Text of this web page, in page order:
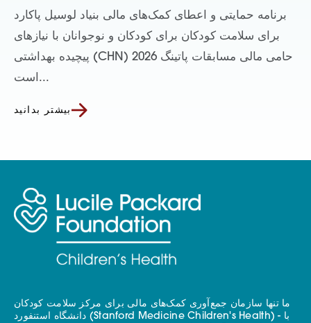
برنامه حمایتی و اعطای کمک‌های مالی بنیاد لوسیل پاکارد
برای سلامت کودکان برای کودکان و نوجوانان با نیازهای
پیچیده بهداشتی (CHN) حامی مالی مسابقات پاتینگ 2026
است...
بیشتر بدانید
ما تنها سازمان جمع‌آوری کمک‌های مالی برای مرکز سلامت کودکان
دانشگاه استنفورد (Stanford Medicine Children's Health) - با